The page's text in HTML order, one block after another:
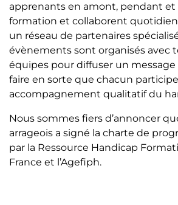
apprenants en amont, pendant et
formation et collaborent
un réseau de partenaires
évènements sont organisés avec
équipes pour diffuser un
faire en sorte que chacun
accompagnement qualitatif du
Nous sommes fiers d’annoncer
arrageois a signé la charte de
par la Ressource Handicap
France et l’Agefiph.